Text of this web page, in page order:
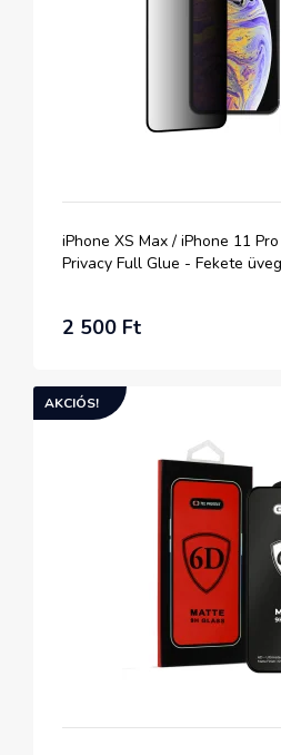
iPhone XS Max / iPhone 11
Privacy Full Glue - Fekete
2 500 Ft
AKCIÓS!